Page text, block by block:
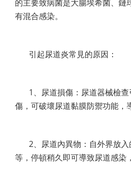
的主要致病菌是大腸埃希菌、鏈
有混合感染。
引起尿道炎常見的原因：
1、尿道損傷：尿道器械檢
傷，可破壞尿道黏膜防禦功能，
2、尿道內異物：自外界放
等，停頓稍久即可導致尿道感染，